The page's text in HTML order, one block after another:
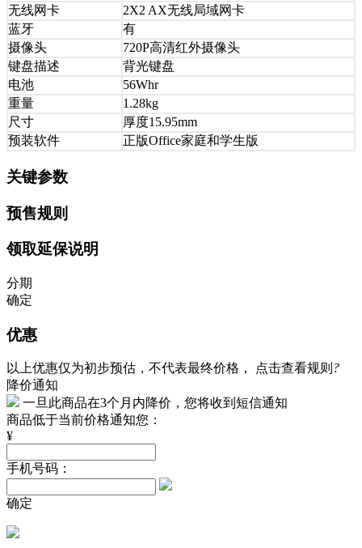
无线网卡
2X2 AX无线局域网卡
蓝牙
有
摄像头
720P高清红外摄像头
键盘描述
背光键盘
电池
56Whr
重量
1.28kg
尺寸
厚度15.95mm
预装软件
正版Office家庭和学生版
关键参数
预售规则
领取延保说明
分期
确定
优惠
以上优惠仅为初步预估，不代表最终价格， 点击查看规则 ?
降价通知
一旦此商品在3个月内降价，您将收到短信通知
商品低于当前价格通知您：
¥
手机号码：
确定